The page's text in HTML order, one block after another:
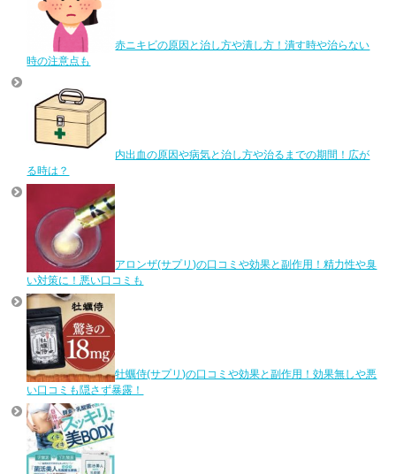
赤ニキビの原因と治し方や潰し方！潰す時や治らない
時の注意点も
内出血の原因や病気と治し方や治るまでの期間！広が
る時は？
アロンザ(サプリ)の口コミや効果と副作用！精力性や臭
い対策に！悪い口コミも
牡蠣侍(サプリ)の口コミや効果と副作用！効果無しや悪
い口コミも隠さず暴露！